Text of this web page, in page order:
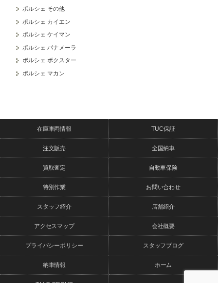
ポルシェ その他
ポルシェ カイエン
ポルシェ ケイマン
ポルシェ パナメーラ
ポルシェ ボクスター
ポルシェ マカン
在庫車両情報 TUC保証
注文販売 全国納車
買取査定 自動車保険
特別作業 お問い合わせ
スタッフ紹介 店舗紹介
アクセスマップ 会社概要
プライバシーポリシー スタッフブログ
納車情報 ホーム